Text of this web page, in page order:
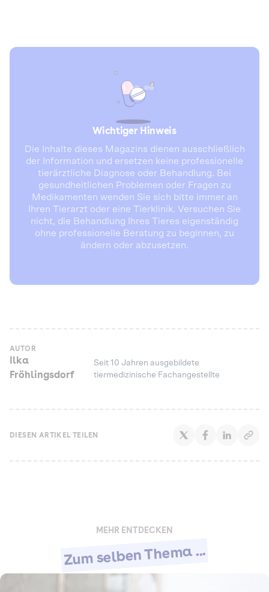
Wichtiger Hinweis
Die Inhalte dieses Magazins dienen ausschließlich
der Information und ersetzen keine professionelle
tierärztliche Diagnose oder Behandlung. Bei
gesundheitlichen Problemen oder Fragen zu
Medikamenten wenden Sie sich bitte immer an
Ihren Tierarzt oder eine Tierklinik. Versuchen Sie
nicht, die Behandlung Ihres Tieres eigenständig
ohne professionelle Beratung zu beginnen, zu
ändern oder abzusetzen.
AUTOR
Ilka
Fröhlingsdorf
Seit 10 Jahren ausgebildete
tiermedizinische Fachangestellte
DIESEN ARTIKEL TEILEN
MEHR ENTDECKEN
Zum selben Thema ...